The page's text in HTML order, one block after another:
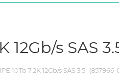
s SAS
10Tb 7.2K 12Gb/s SAS 3.5" (857966-